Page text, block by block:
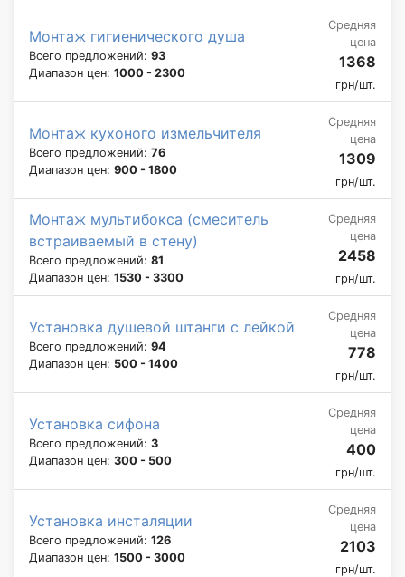
Монтаж гигиенического душа
Всего предложений: 93
Диапазон цен: 1000 - 2300
Средняя
цена
1368
грн/шт.
Монтаж кухоного измельчителя
Всего предложений: 76
Диапазон цен: 900 - 1800
Средняя
цена
1309
грн/шт.
Монтаж мультибокса (смеситель
встраиваемый в стену)
Всего предложений: 81
Диапазон цен: 1530 - 3300
Средняя
цена
2458
грн/шт.
Установка душевой штанги с лейкой
Всего предложений: 94
Диапазон цен: 500 - 1400
Средняя
цена
778
грн/шт.
Установка сифона
Всего предложений: 3
Диапазон цен: 300 - 500
Средняя
цена
400
грн/шт.
Установка инсталяции
Всего предложений: 126
Диапазон цен: 1500 - 3000
Средняя
цена
2103
грн/шт.